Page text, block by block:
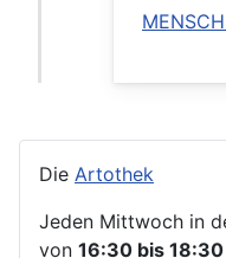
Die Artothek
Jeden Mittwoch in
von 16:30 bis